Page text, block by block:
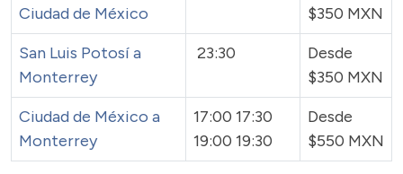
Ciudad de México
$350 MXN
San Luis Potosí a
Monterrey
23:30
Desde
$350 MXN
Ciudad de México a
Monterrey
17:00 17:30
19:00 19:30
Desde
$550 MXN